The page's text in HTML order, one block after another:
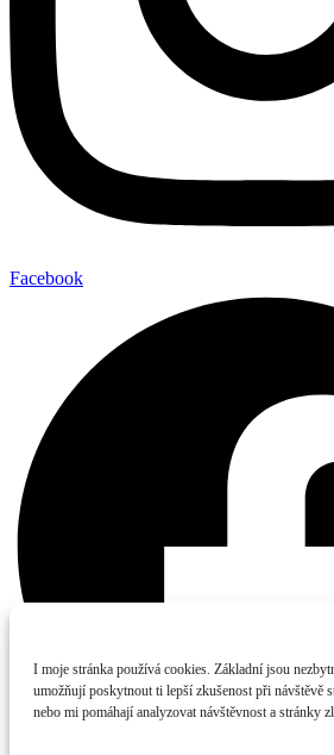
I moje stránka používá cookies. Základní jsou
umožňují poskytnout ti lepší zkušenost při návštěvě
nebo mi pomáhají analyzovat návštěvnost a stránky
Facebook